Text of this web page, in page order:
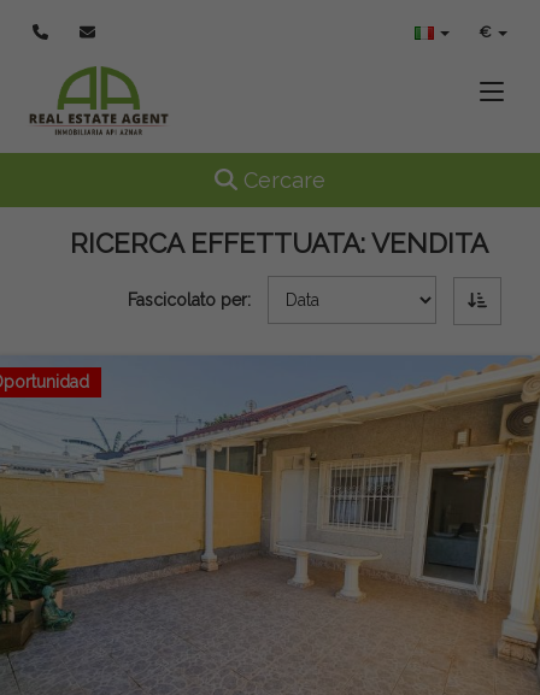
€
Toggle navigation
Cercare
RICERCA EFFETTUATA:VENDITA
Fascicolato per: